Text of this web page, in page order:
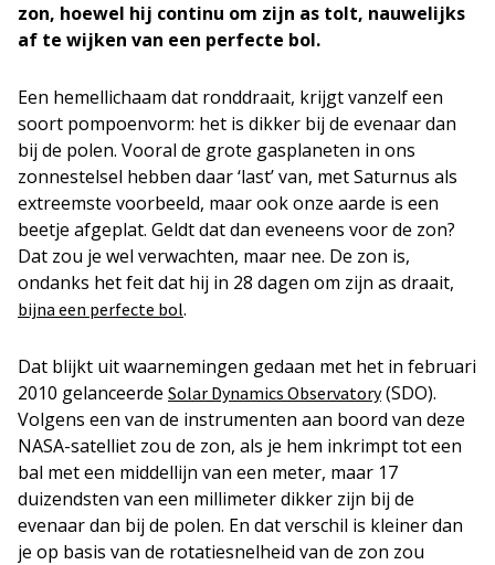
zon, hoewel hij continu om zijn as tolt, nauwelijks
af te wijken van een perfecte bol.
Een hemellichaam dat ronddraait, krijgt vanzelf een
soort pompoenvorm: het is dikker bij de evenaar dan
bij de polen. Vooral de grote gasplaneten in ons
zonnestelsel hebben daar ‘last’ van, met Saturnus als
extreemste voorbeeld, maar ook onze aarde is een
beetje afgeplat. Geldt dat dan eveneens voor de zon?
Dat zou je wel verwachten, maar nee. De zon is,
ondanks het feit dat hij in 28 dagen om zijn as draait,
bijna een perfecte bol.
Dat blijkt uit waarnemingen gedaan met het in februari
2010 gelanceerde Solar Dynamics Observatory(SDO).
Volgens een van de instrumenten aan boord van deze
NASA-satelliet zou de zon, als je hem inkrimpt tot een
bal met een middellijn van een meter, maar 17
duizendsten van een millimeter dikker zijn bij de
evenaar dan bij de polen. En dat verschil is kleiner dan
je op basis van de rotatiesnelheid van de zon zou